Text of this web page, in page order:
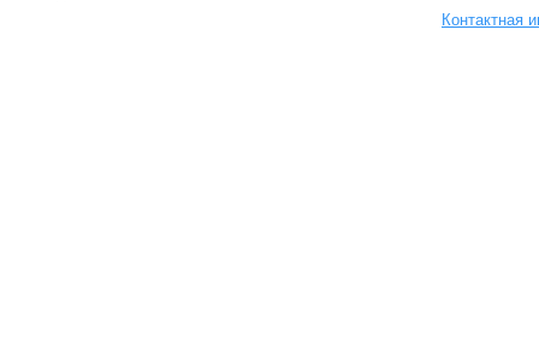
Контактная